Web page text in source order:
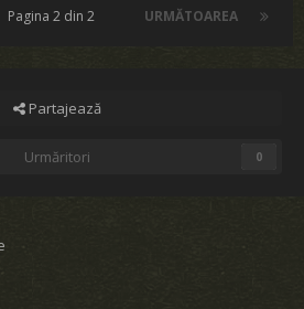
URMĂTOAREA
Pagina 2 din 2
Partajează
Urmăritori 0